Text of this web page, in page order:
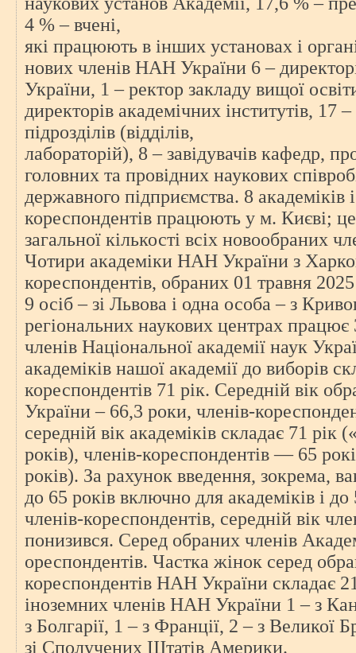
4 % – вчені,
які працюють в інших установах і
нових членів НАН України 6 –
України, 1 – ректор закладу вищої
директорів академічних інститутів, 17
підрозділів (відділів,
лабораторій), 8 – завідувачів кафедр,
головних та провідних наукових
державного підприємства. 8 академіків
кореспондентів працюють у м. Києві;
загальної кількості всіх новообраних
Чотири академіки НАН України з
кореспондентів, обраних 01 травня
9 осіб – зі Львова і одна особа – з
регіональних наукових центрах працює
членів Національної академії наук
академіків нашої академії до виборів
кореспондентів 71 рік. Середній вік
України – 66,3 роки, членів-
середній вік академіків складає 71
років), членів-кореспондентів — 65
років). За рахунок введення, зокрема,
до 65 років включно для академіків і
членів-кореспондентів, середній вік
понизився. Серед обраних членів
ореспондентів. Частка жінок серед
кореспондентів НАН України складає
іноземних членів НАН України 1 – з
з Болгарії, 1 – з Франції, 2 – з Великої
зі Сполучених Штатів Америки.